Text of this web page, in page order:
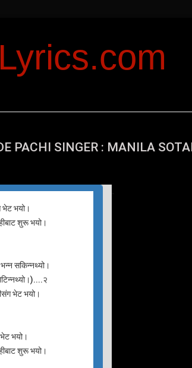
PACHI SINGER : MANILA
भेट भयो।
शुरू भयो।
भन्न सकिन्नथ्यो।
भेट भयो।
भेट भयो।
शुरू भयो।